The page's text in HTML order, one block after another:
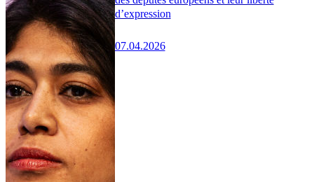
d’expression
07.04.2026